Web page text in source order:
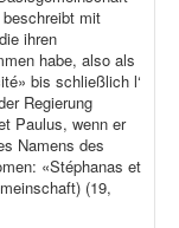
mit
ihren
habe, also als
bis schließlich l‘
Regierung
Paulus, wenn er
Namens des
«Stéphanas et
(19,